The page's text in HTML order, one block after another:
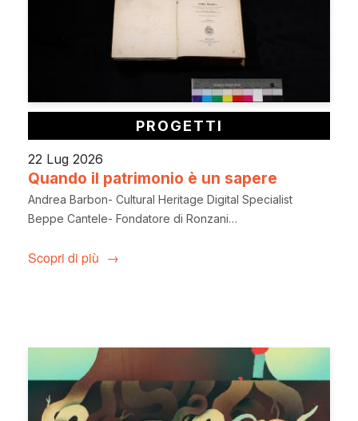
PROGETTI
22 Lug 2026
Quando il patrimonio è un sapere
Andrea Barbon- Cultural Heritage Digital Specialist
Beppe Cantele- Fondatore di Ronzani…
Scopri di più